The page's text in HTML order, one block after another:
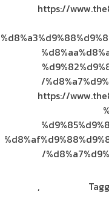
https://
https://
,